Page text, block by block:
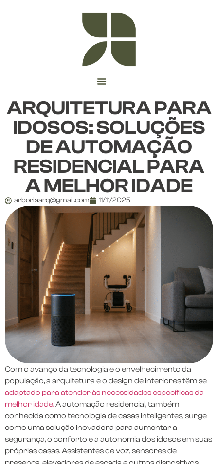
ARQUITETURA PARA
IDOSOS: SOLUÇÕES
DE AUTOMAÇÃO
RESIDENCIAL PARA
A MELHOR IDADE
arboriaarq@gmail.com 11/11/2025
Com o avanço da tecnologia e o envelhecimento da
população, a arquitetura e o design de interiores têm se
adaptado para atender às necessidades específicas da
melhor idade.A automação residencial, também
conhecida como tecnologia de casas inteligentes, surge
como uma solução inovadora para aumentar a
segurança, o conforto e a autonomia dos idosos em suas
próprias casas. Assistentes de voz, sensores de